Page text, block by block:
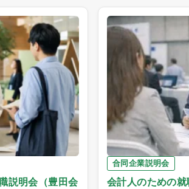
説明会（豊田会
合同企業説明会
会計人のための